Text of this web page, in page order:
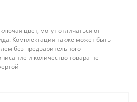
цвет, могут отличаться от
Комплектация также может быть
без предварительного
и количество товара не